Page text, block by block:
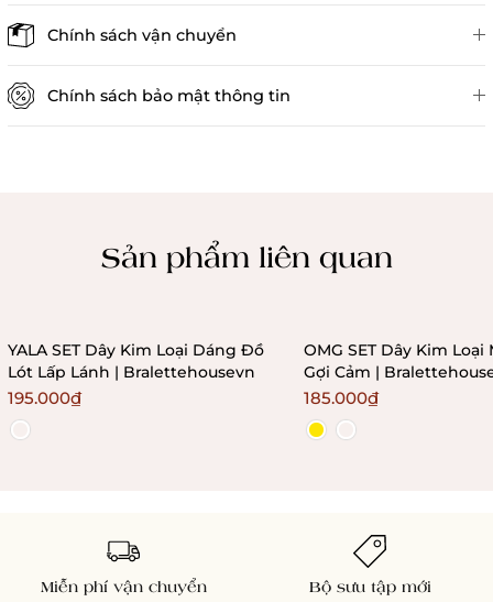
Chính sách vận chuyển
Chính sách bảo mật thông tin
Sản phẩm liên quan
YALA SET Dây Kim Loại Dáng Đồ
Lót Lấp Lánh | Bralettehousevn
195.000₫
OMG SET Dây Kim Loại
Gợi Cảm |
185.000₫
Miễn phí vận chuyển Bộ sưu tập mới